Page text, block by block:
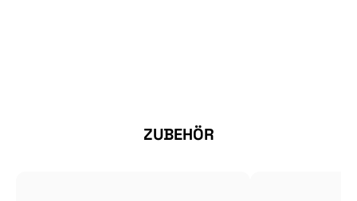
Produktgalerie überspringen
ZUBEHÖR